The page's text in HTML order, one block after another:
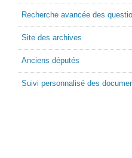
Recherche avancée des
Site des archives
Anciens députés
Suivi personnalisé des